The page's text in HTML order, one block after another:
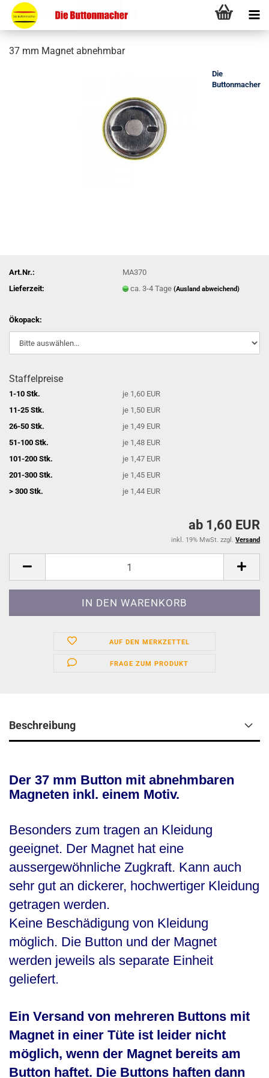
37 mm Magnet abnehmbar
Die
Buttonmacher
Art.Nr.:
MA370
Lieferzeit:
ca. 3-4 Tage(Ausland abweichend)
Ökopack:
Staffelpreise
1-10 Stk.
je 1,60 EUR
11-25 Stk.
je 1,50 EUR
26-50 Stk.
je 1,49 EUR
51-100 Stk.
je 1,48 EUR
101-200 Stk.
je 1,47 EUR
201-300 Stk.
je 1,45 EUR
> 300 Stk.
je 1,44 EUR
ab 1,60 EUR
inkl. 19% MwSt. zzgl. Versand
AUF DEN MERKZETTEL
FRAGE ZUM PRODUKT
Beschreibung
Der 37 mm Button mit abnehmbaren
Magneten inkl. einem Motiv.
Besonders zum tragen an Kleidung
geeignet. Der Magnet hat eine
aussergewöhnliche Zugkraft. Kann auch
sehr gut an dickerer, hochwertiger Kleidung
getragen werden.
Keine Beschädigung von Kleidung
möglich. Die Button und der Magnet
werden jeweils als separate Einheit
geliefert.
Ein Versand von mehreren Buttons mit
Magnet in einer Tüte ist leider nicht
möglich, wenn der Magnet bereits am
Button haftet. Die Buttons haften dann